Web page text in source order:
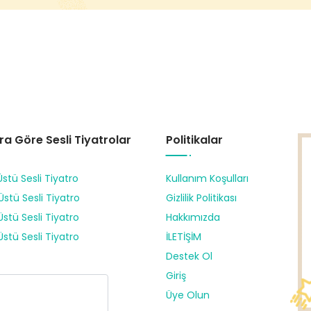
Göre Sesli Tiyatrolar
Sesli Tiyatro
Sesli Tiyatro
Sesli Tiyatro
Sesli Tiyatro
Politikalar
Kullanım Koşulları
Gizlilik Politikası
Hakkımızda
İLETİŞİM
Destek Ol
Giriş
Üye Olun